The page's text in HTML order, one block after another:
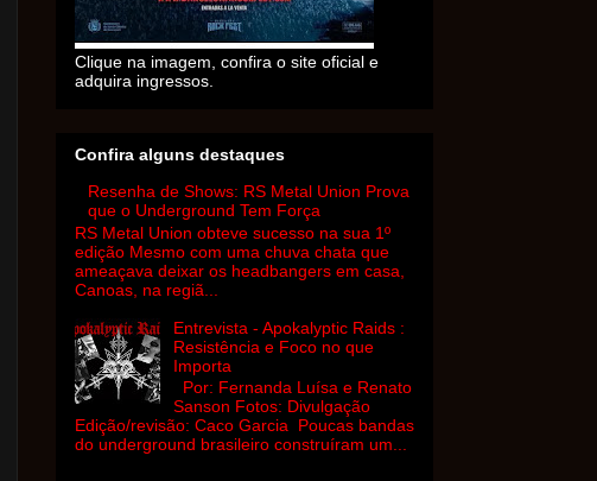
Clique na imagem, confira o site oficial e
adquira ingressos.
Confira alguns destaques
Resenha de Shows: RS Metal Union Prova
que o Underground Tem Força
RS Metal Union obteve sucesso na sua 1º
edição Mesmo com uma chuva chata que
ameaçava deixar os headbangers em casa,
Canoas, na regiã...
Entrevista - Apokalyptic Raids :
Resistência e Foco no que
Importa
Por: Fernanda Luísa e Renato
Sanson Fotos: Divulgação
Edição/revisão: Caco Garcia Poucas bandas
do underground brasileiro construíram um...